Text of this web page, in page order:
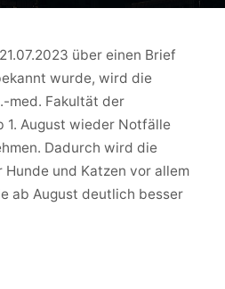
über einen Brief
wurde, wird die
med. Fakultät der
1. August wieder Notfälle
Dadurch wird die
und Katzen vor allem
ab August deutlich besser